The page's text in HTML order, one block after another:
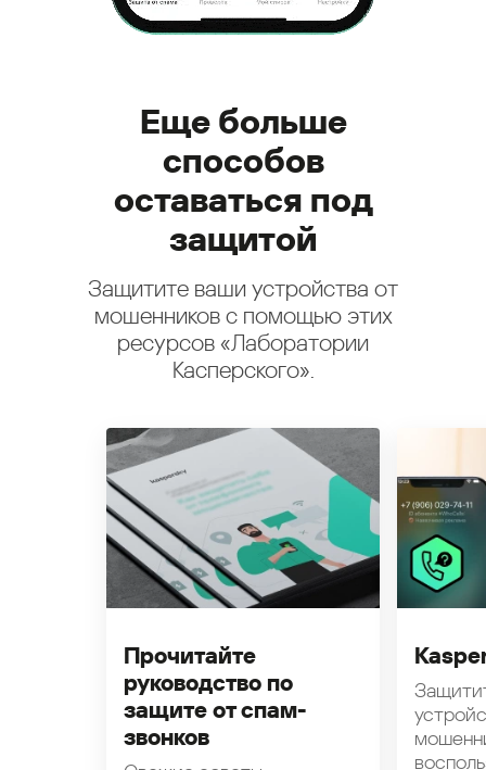
Еще больше
способов
оставаться под
защитой
Защитите ваши устройства от
мошенников с помощью этих
ресурсов «Лаборатории
Касперского».
Прочитайте
руководство по
защите от спам-
звонков